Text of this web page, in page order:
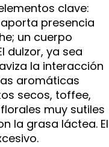
clave:
presencia
un cuerpo
dulzor, ya sea
la interacción
aromáticas
secos, toffee,
muy sutiles
la grasa láctea. El